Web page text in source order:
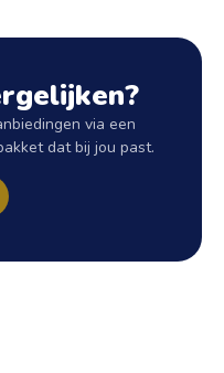
via een
dat bij jou past.